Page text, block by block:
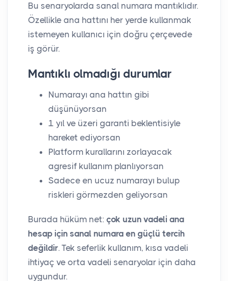
Bu senaryolarda sanal numara mantıklıdır.
Özellikle ana hattını her yerde kullanmak
istemeyen kullanıcı için doğru çerçevede
iş görür.
Mantıklı olmadığı durumlar
Numarayı ana hattın gibi
düşünüyorsan
1 yıl ve üzeri garanti beklentisiyle
hareket ediyorsan
Platform kurallarını zorlayacak
agresif kullanım planlıyorsan
Sadece en ucuz numarayı bulup
riskleri görmezden geliyorsan
Burada hüküm net: çok uzun vadeli ana
hesap için sanal numara en güçlü tercih
değildir. Tek seferlik kullanım, kısa vadeli
ihtiyaç ve orta vadeli senaryolar için daha
uygundur.